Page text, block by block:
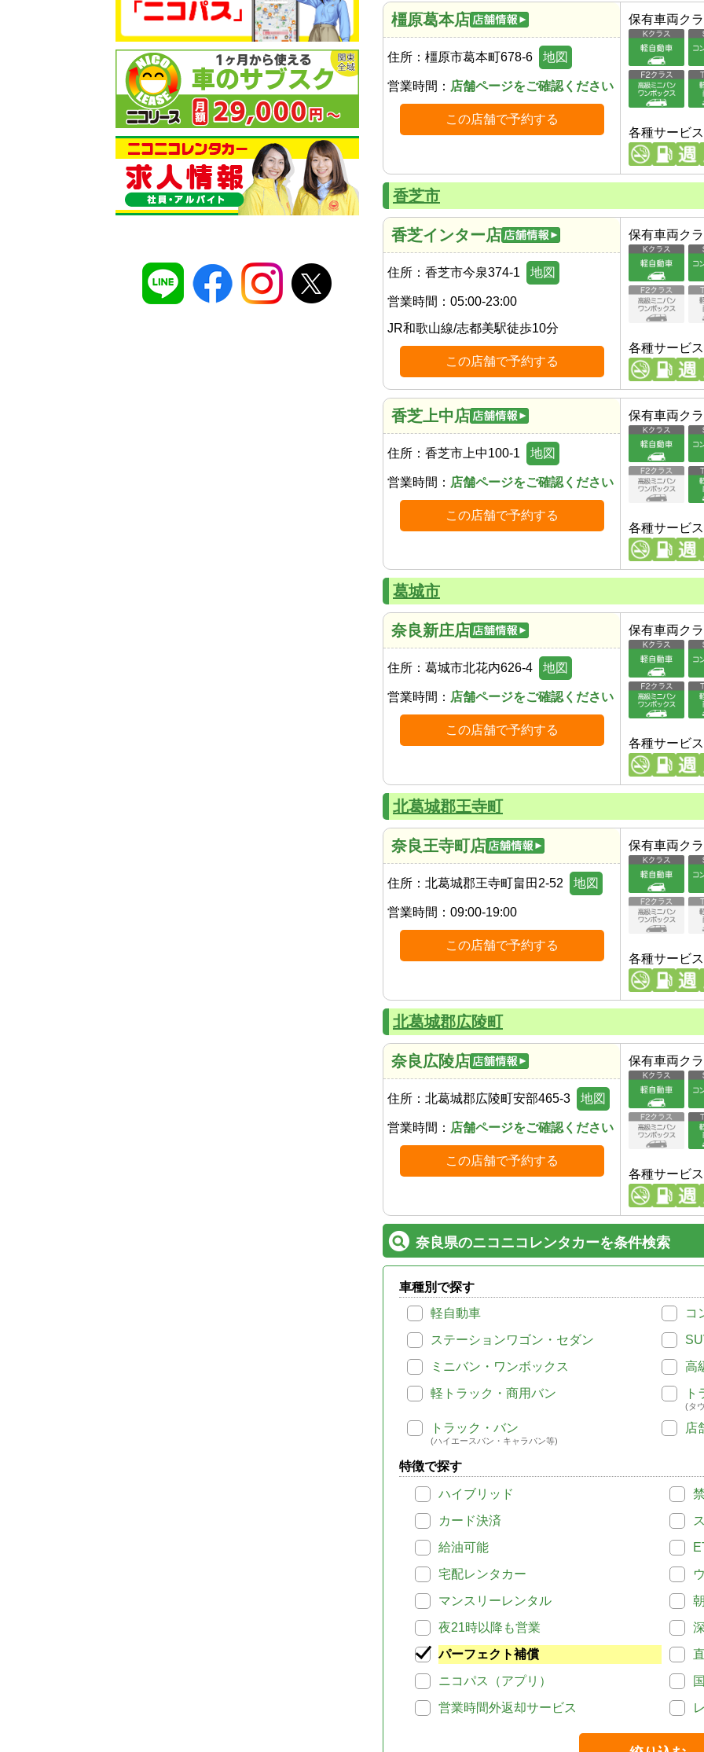
橿原葛本店
住所： 橿原市葛本町678-6 地図
営業時間： 店舗ページをご確認ください
この店舗で予約する
保有車両ク
各種サービス
香芝市
香芝インター店
住所： 香芝市今泉374-1 地図
営業時間： 05:00-23:00
JR和歌山線/志都美駅徒歩10分
この店舗で予約する
保有車両ク
各種サービス
香芝上中店
住所： 香芝市上中100-1 地図
営業時間： 店舗ページをご確認ください
この店舗で予約する
保有車両ク
各種サービス
葛城市
奈良新庄店
住所： 葛城市北花内626-4 地図
営業時間： 店舗ページをご確認ください
この店舗で予約する
保有車両ク
各種サービス
北葛城郡王寺町
奈良王寺町店
住所： 北葛城郡王寺町畠田2-52 地図
営業時間： 09:00-19:00
この店舗で予約する
保有車両ク
各種サービス
北葛城郡広陵町
奈良広陵店
住所： 北葛城郡広陵町安部465-3 地図
営業時間： 店舗ページをご確認ください
この店舗で予約する
保有車両ク
各種サービス
奈良県のニコニコレンタカーを条件検索
車種別で探す
軽自動車
コ
ステーションワゴン・セダン
ミニバン・ワンボックス
高
軽トラック・商用バン
ト
(タ
トラック・バン
(ハイエースバン・キャラバン等)
店
特徴で探す
ハイブリッド
カード決済
給油可能
宅配レンタカー
マンスリーレンタル
夜21時以降も営業
パーフェクト補償
ニコパス（アプリ）
営業時間外返却サービス